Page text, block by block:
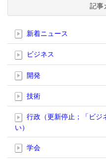
記事
新着ニュース
ビジネス
開発
技術
行政（更新停止；「ビジ
い）
学会